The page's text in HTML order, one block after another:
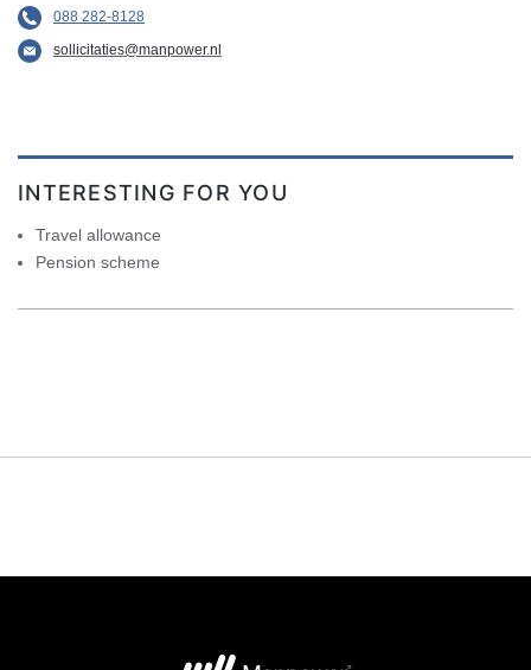
088 282-8128
sollicitaties@manpower.nl
INTERESTING FOR YOU
Travel allowance
Pension scheme